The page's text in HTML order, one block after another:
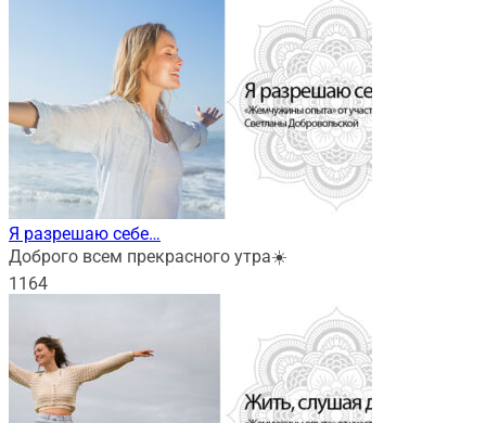
Я разрешаю себе…
Доброго всем прекрасного утра☀️
1 164